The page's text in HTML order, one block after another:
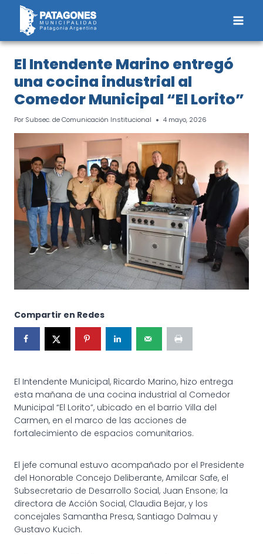
Saltar
contenido
El Intendente Marino entregó
una cocina industrial al
Comedor Municipal “El Lorito”
Por Subsec. de Comunicación Institucional 4 mayo, 2026
Compartir en Redes
El Intendente Municipal, Ricardo Marino, hizo entrega
esta mañana de una cocina industrial al Comedor
Municipal “El Lorito”, ubicado en el barrio Villa del
Carmen, en el marco de las acciones de
fortalecimiento de espacios comunitarios.
El jefe comunal estuvo acompañado por el Presidente
del Honorable Concejo Deliberante, Amilcar Safe, el
Subsecretario de Desarrollo Social, Juan Ensone; la
directora de Acción Social, Claudia Bejar, y los
concejales Samantha Presa, Santiago Dalmau y
Gustavo Kucich.